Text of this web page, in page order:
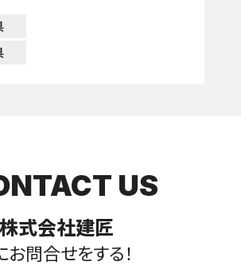
US
株式会社建匠
お問合せをする！